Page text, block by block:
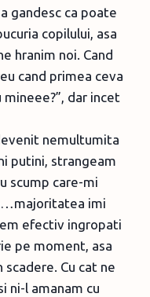
gandesc ca poate
copilului, asa
hranim noi. Cand
cand primea ceva
dar incet
nemultumita
putini, strangeam
scump care-mi
imi
efectiv ingropati
pe moment, asa
scadere. Cu cat ne
ni-l amanam cu